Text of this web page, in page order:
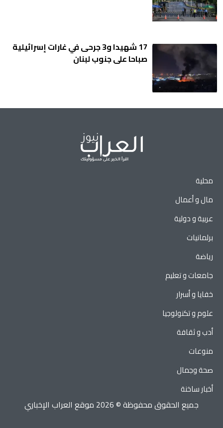
17 شهيدا و3 جرحى في غارات إسرائيلية
صباحا على جنوب لبنان
محلية
مال و أعمال
عربية و دولية
برلمانيات
رياضة
جامعات و تعليم
خفايا و أسرار
علوم و تكنولوجيا
أدب و ثقافة
منوعات
صحة وجمال
أخبار ساخنة
جميع الحقوق محفوظة © 2026 موقع العراب الإخباري